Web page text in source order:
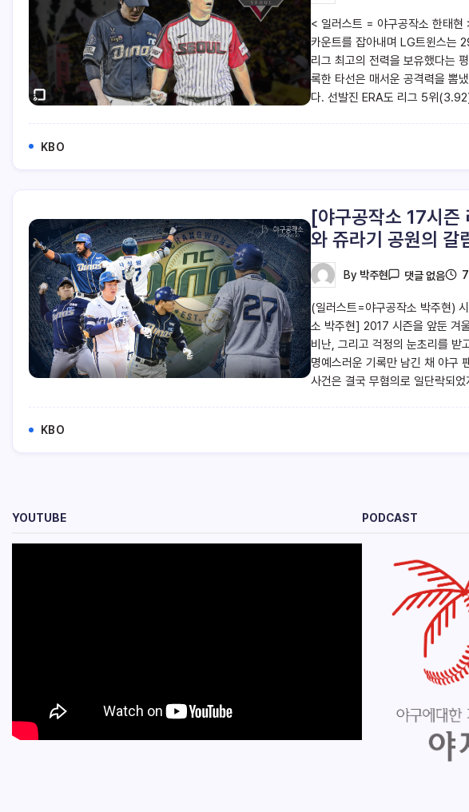
< 일러스트 = 야구공작소 한태현
카운트를 잡아내며 LG트윈스는
리그 최고의 전력을 보유했다는
록한 타선은 매서운 공격력을 뽐
다. 선발진 ERA도 리그 5위
KBO
[야구공작소 17시즌
와 쥬라기 공원의 갈
By 박주현 댓글 없음
(일러스트=야구공작소 박주현)
소 박주현] 2017 시즌을 앞둔 겨
비난, 그리고 걱정의 눈초리를 받
명예스러운 기록만 남긴 채 야구
사건은 결국 무혐의로 일단락되
KBO
YOUTUBE PODCAST